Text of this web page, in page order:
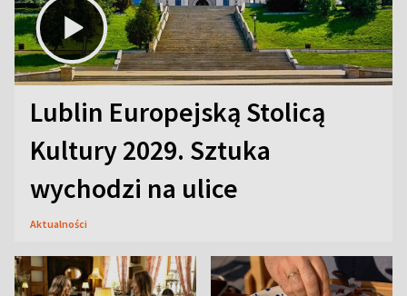
Lublin Europejską Stolicą
Kultury 2029. Sztuka
wychodzi na ulice
Aktualności